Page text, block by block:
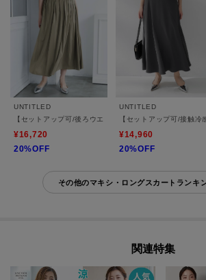
UNTITLED
【セットアップ可/後ろウエストゴム/光沢感】ローンフレ
¥16,720
20%OFF
UNTITLED
【セットアップ可/接触
¥14,960
20%OFF
その他のマキシ・ロングスカートランキ
関連特集